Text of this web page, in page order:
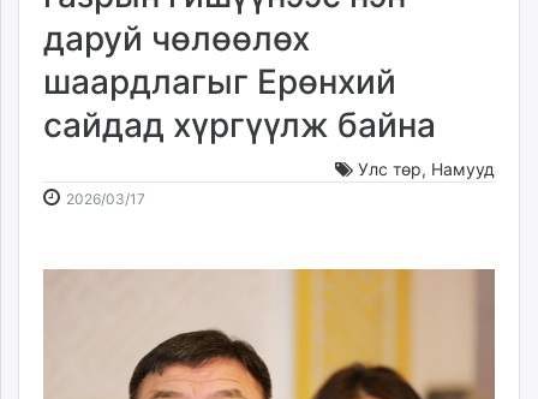
Gogo.mn
caak.mn
news.mn
zindaa.mn
tovch.mn
Livetv.mn
даруй чөлөөлөх
шаардлагыг Ерөнхий
сайдад хүргүүлж байна
Улс төр, Намууд
2026/03/17